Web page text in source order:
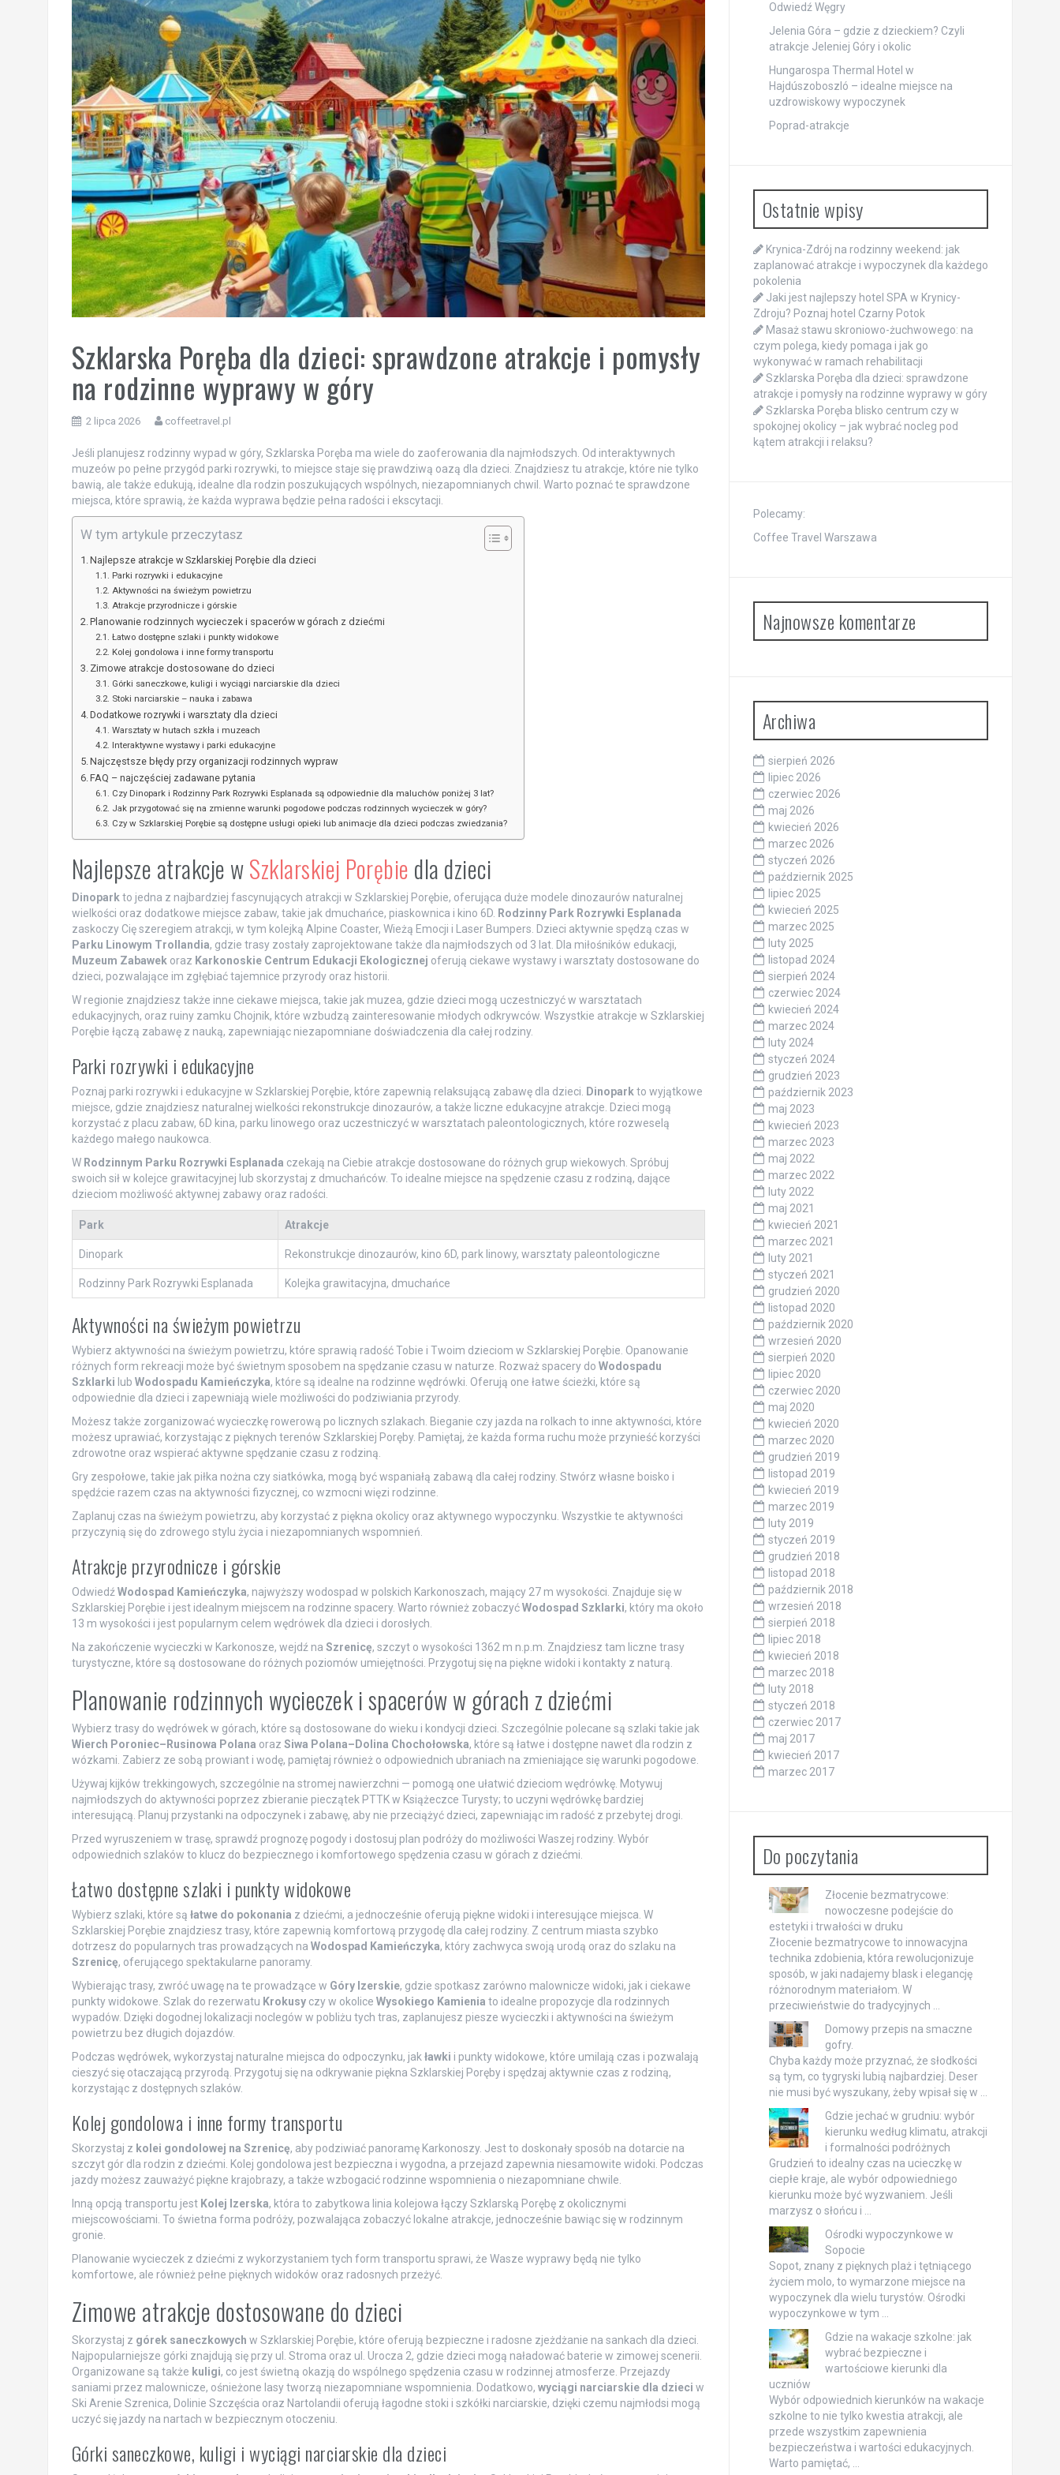
Szklarska Poręba dla dzieci: sprawdzone atrakcje i pomysły
na rodzinne wyprawy w góry
2 lipca 2026 coffeetravel.pl
Jeśli planujesz rodzinny wypad w góry, Szklarska Poręba ma wiele do zaoferowania dla najmłodszych. Od interaktywnych
muzeów po pełne przygód parki rozrywki, to miejsce staje się prawdziwą oazą dla dzieci. Znajdziesz tu atrakcje, które nie tylko
bawią, ale także edukują, idealne dla rodzin poszukujących wspólnych, niezapomnianych chwil. Warto poznać te sprawdzone
miejsca, które sprawią, że każda wyprawa będzie pełna radości i ekscytacji.
W tym artykule przeczytasz
Najlepsze atrakcje w Szklarskiej Porębie dla dzieci
Parki rozrywki i edukacyjne
Aktywności na świeżym powietrzu
Atrakcje przyrodnicze i górskie
Planowanie rodzinnych wycieczek i spacerów w górach z dziećmi
Łatwo dostępne szlaki i punkty widokowe
Kolej gondolowa i inne formy transportu
Zimowe atrakcje dostosowane do dzieci
Górki saneczkowe, kuligi i wyciągi narciarskie dla dzieci
Stoki narciarskie – nauka i zabawa
Dodatkowe rozrywki i warsztaty dla dzieci
Warsztaty w hutach szkła i muzeach
Interaktywne wystawy i parki edukacyjne
Najczęstsze błędy przy organizacji rodzinnych wypraw
FAQ – najczęściej zadawane pytania
Czy Dinopark i Rodzinny Park Rozrywki Esplanada są odpowiednie dla maluchów poniżej 3 lat?
Jak przygotować się na zmienne warunki pogodowe podczas rodzinnych wycieczek w góry?
Czy w Szklarskiej Porębie są dostępne usługi opieki lub animacje dla dzieci podczas zwiedzania?
Najlepsze atrakcje wSzklarskiej Porębie dla dzieci
Dinoparkto jedna z najbardziej fascynujących atrakcji w Szklarskiej Porębie, oferująca duże modele dinozaurów naturalnej
wielkości oraz dodatkowe miejsce zabaw, takie jak dmuchańce, piaskownica i kino 6D. Rodzinny Park Rozrywki Esplanada
zaskoczy Cię szeregiem atrakcji, w tym kolejką Alpine Coaster, Wieżą Emocji i Laser Bumpers. Dzieci aktywnie spędzą czas w
Parku Linowym Trollandia, gdzie trasy zostały zaprojektowane także dla najmłodszych od 3 lat. Dla miłośników edukacji,
Muzeum Zabawekoraz Karkonoskie Centrum Edukacji Ekologicznej oferują ciekawe wystawy i warsztaty dostosowane do
dzieci, pozwalające im zgłębiać tajemnice przyrody oraz historii.
W regionie znajdziesz także inne ciekawe miejsca, takie jak muzea, gdzie dzieci mogą uczestniczyć w warsztatach
edukacyjnych, oraz ruiny zamku Chojnik, które wzbudzą zainteresowanie młodych odkrywców. Wszystkie atrakcje w Szklarskiej
Porębie łączą zabawę z nauką, zapewniając niezapomniane doświadczenia dla całej rodziny.
Parki rozrywki i edukacyjne
Poznaj parki rozrywki i edukacyjne w Szklarskiej Porębie, które zapewnią relaksującą zabawę dla dzieci. Dinoparkto wyjątkowe
miejsce, gdzie znajdziesz naturalnej wielkości rekonstrukcje dinozaurów, a także liczne edukacyjne atrakcje. Dzieci mogą
korzystać z placu zabaw, 6D kina, parku linowego oraz uczestniczyć w warsztatach paleontologicznych, które rozweselą
każdego małego naukowca.
W Rodzinnym Parku Rozrywki Esplanada czekają na Ciebie atrakcje dostosowane do różnych grup wiekowych. Spróbuj
swoich sił w kolejce grawitacyjnej lub skorzystaj z dmuchańców. To idealne miejsce na spędzenie czasu z rodziną, dające
dzieciom możliwość aktywnej zabawy oraz radości.
Park Atrakcje
Dinopark Rekonstrukcje dinozaurów, kino 6D, park linowy, warsztaty paleontologiczne
Rodzinny Park Rozrywki Esplanada Kolejka grawitacyjna, dmuchańce
Aktywności na świeżym powietrzu
Wybierz aktywności na świeżym powietrzu, które sprawią radość Tobie i Twoim dzieciom w Szklarskiej Porębie. Opanowanie
różnych form rekreacji może być świetnym sposobem na spędzanie czasu w naturze. Rozważ spacery do Wodospadu
Szklarki lub Wodospadu Kamieńczyka, które są idealne na rodzinne wędrówki. Oferują one łatwe ścieżki, które są
odpowiednie dla dzieci i zapewniają wiele możliwości do podziwiania przyrody.
Możesz także zorganizować wycieczkę rowerową po licznych szlakach. Bieganie czy jazda na rolkach to inne aktywności, które
możesz uprawiać, korzystając z pięknych terenów Szklarskiej Poręby. Pamiętaj, że każda forma ruchu może przynieść korzyści
zdrowotne oraz wspierać aktywne spędzanie czasu z rodziną.
Gry zespołowe, takie jak piłka nożna czy siatkówka, mogą być wspaniałą zabawą dla całej rodziny. Stwórz własne boisko i
spędźcie razem czas na aktywności fizycznej, co wzmocni więzi rodzinne.
Zaplanuj czas na świeżym powietrzu, aby korzystać z piękna okolicy oraz aktywnego wypoczynku. Wszystkie te aktywności
przyczynią się do zdrowego stylu życia i niezapomnianych wspomnień.
Atrakcje przyrodnicze i górskie
OdwiedźWodospad Kamieńczyka, najwyższy wodospad w polskich Karkonoszach, mający 27 m wysokości. Znajduje się w
Szklarskiej Porębie i jest idealnym miejscem na rodzinne spacery. Warto również zobaczyćWodospad Szklarki, który ma około
13 m wysokości i jest popularnym celem wędrówek dla dzieci i dorosłych.
Na zakończenie wycieczki w Karkonosze, wejdź na Szrenicę, szczyt o wysokości 1362 m n.p.m. Znajdziesz tam liczne trasy
turystyczne, które są dostosowane do różnych poziomów umiejętności. Przygotuj się na piękne widoki i kontakty z naturą.
Planowanie rodzinnych wycieczek i spacerów w górach z dziećmi
Wybierz trasy do wędrówek w górach, które są dostosowane do wieku i kondycji dzieci. Szczególnie polecane są szlaki takie jak
Wierch Poroniec–Rusinowa Polana oraz Siwa Polana–Dolina Chochołowska, które są łatwe i dostępne nawet dla rodzin z
wózkami. Zabierz ze sobą prowiant i wodę, pamiętaj również o odpowiednich ubraniach na zmieniające się warunki pogodowe.
Używaj kijków trekkingowych, szczególnie na stromej nawierzchni — pomogą one ułatwić dzieciom wędrówkę. Motywuj
najmłodszych do aktywności poprzez zbieranie pieczątek PTTK w Książeczce Turysty; to uczyni wędrówkę bardziej
interesującą. Planuj przystanki na odpoczynek i zabawę, aby nie przeciążyć dzieci, zapewniając im radość z przebytej drogi.
Przed wyruszeniem w trasę, sprawdź prognozę pogody i dostosuj plan podróży do możliwości Waszej rodziny. Wybór
odpowiednich szlaków to klucz do bezpiecznego i komfortowego spędzenia czasu w górach z dziećmi.
Łatwo dostępne szlaki i punkty widokowe
Wybierz szlaki, które są łatwe do pokonania z dziećmi, a jednocześnie oferują piękne widoki i interesujące miejsca. W
Szklarskiej Porębie znajdziesz trasy, które zapewnią komfortową przygodę dla całej rodziny. Z centrum miasta szybko
dotrzesz do popularnych tras prowadzących na Wodospad Kamieńczyka, który zachwyca swoją urodą oraz do szlaku na
Szrenicę, oferującego spektakularne panoramy.
Wybierając trasy, zwróć uwagę na te prowadzące w Góry Izerskie, gdzie spotkasz zarówno malownicze widoki, jak i ciekawe
punkty widokowe. Szlak do rezerwatu Krokusyczy w okolice Wysokiego Kamienia to idealne propozycje dla rodzinnych
wypadów. Dzięki dogodnej lokalizacji noclegów w pobliżu tych tras, zaplanujesz piesze wycieczki i aktywności na świeżym
powietrzu bez długich dojazdów.
Podczas wędrówek, wykorzystaj naturalne miejsca do odpoczynku, jakławki i punkty widokowe, które umilają czas i pozwalają
cieszyć się otaczającą przyrodą. Przygotuj się na odkrywanie piękna Szklarskiej Poręby i spędzaj aktywnie czas z rodziną,
korzystając z dostępnych szlaków.
Kolej gondolowa i inne formy transportu
Skorzystaj z kolei gondolowej na Szrenicę, aby podziwiać panoramę Karkonoszy. Jest to doskonały sposób na dotarcie na
szczyt gór dla rodzin z dziećmi. Kolej gondolowa jest bezpieczna i wygodna, a przejazd zapewnia niesamowite widoki. Podczas
jazdy możesz zauważyć piękne krajobrazy, a także wzbogacić rodzinne wspomnienia o niezapomniane chwile.
Inną opcją transportu jest Kolej Izerska, która to zabytkowa linia kolejowa łączy Szklarską Porębę z okolicznymi
miejscowościami. To świetna forma podróży, pozwalająca zobaczyć lokalne atrakcje, jednocześnie bawiąc się w rodzinnym
gronie.
Planowanie wycieczek z dziećmi z wykorzystaniem tych form transportu sprawi, że Wasze wyprawy będą nie tylko
komfortowe, ale również pełne pięknych widoków oraz radosnych przeżyć.
Zimowe atrakcje dostosowane do dzieci
Skorzystaj z górek saneczkowych w Szklarskiej Porębie, które oferują bezpieczne i radosne zjeżdżanie na sankach dla dzieci.
Najpopularniejsze górki znajdują się przy ul. Stroma oraz ul. Urocza 2, gdzie dzieci mogą naładować baterie w zimowej scenerii.
Organizowane są także kuligi, co jest świetną okazją do wspólnego spędzenia czasu w rodzinnej atmosferze. Przejazdy
saniami przez malownicze, ośnieżone lasy tworzą niezapomniane wspomnienia. Dodatkowo, wyciągi narciarskie dla dzieci w
Ski Arenie Szrenica, Dolinie Szczęścia oraz Nartolandii oferują łagodne stoki i szkółki narciarskie, dzięki czemu najmłodsi mogą
uczyć się jazdy na nartach w bezpiecznym otoczeniu.
Górki saneczkowe, kuligi i wyciągi narciarskie dla dzieci
Odwiedź Węgry
Jelenia Góra – gdzie z dzieckiem? Czyli
atrakcje Jeleniej Góry i okolic
Hungarospa Thermal Hotel w
Hajdúszoboszló – idealne miejsce na
uzdrowiskowy wypoczynek
Poprad-atrakcje
Ostatnie wpisy
Krynica-Zdrój na rodzinny weekend: jak
zaplanować atrakcje i wypoczynek dla każdego
pokolenia
Jaki jest najlepszy hotel SPA w Krynicy-
Zdroju? Poznaj hotel Czarny Potok
Masaż stawu skroniowo-żuchwowego: na
czym polega, kiedy pomaga i jak go
wykonywać w ramach rehabilitacji
Szklarska Poręba dla dzieci: sprawdzone
atrakcje i pomysły na rodzinne wyprawy w góry
Szklarska Poręba blisko centrum czy w
spokojnej okolicy – jak wybrać nocleg pod
kątem atrakcji i relaksu?
Polecamy:
Coffee Travel Warszawa
Najnowsze komentarze
Archiwa
sierpień 2026
lipiec 2026
czerwiec 2026
maj 2026
kwiecień 2026
marzec 2026
styczeń 2026
październik 2025
lipiec 2025
kwiecień 2025
marzec 2025
luty 2025
listopad 2024
sierpień 2024
czerwiec 2024
kwiecień 2024
marzec 2024
luty 2024
styczeń 2024
grudzień 2023
październik 2023
maj 2023
kwiecień 2023
marzec 2023
maj 2022
marzec 2022
luty 2022
maj 2021
kwiecień 2021
marzec 2021
luty 2021
styczeń 2021
grudzień 2020
listopad 2020
październik 2020
wrzesień 2020
sierpień 2020
lipiec 2020
czerwiec 2020
maj 2020
kwiecień 2020
marzec 2020
grudzień 2019
listopad 2019
kwiecień 2019
marzec 2019
luty 2019
styczeń 2019
grudzień 2018
listopad 2018
październik 2018
wrzesień 2018
sierpień 2018
lipiec 2018
kwiecień 2018
marzec 2018
luty 2018
styczeń 2018
czerwiec 2017
maj 2017
kwiecień 2017
marzec 2017
Do poczytania
Złocenie bezmatrycowe:
nowoczesne podejście do
estetyki i trwałości w druku
Złocenie bezmatrycowe to innowacyjna
technika zdobienia, która rewolucjonizuje
sposób, w jaki nadajemy blask i elegancję
różnorodnym materiałom. W
przeciwieństwie do tradycyjnych …
Domowy przepis na smaczne
gofry.
Chyba każdy może przyznać, że słodkości
są tym, co tygryski lubią najbardziej. Deser
nie musi być wyszukany, żeby wpisał się w …
Gdzie jechać w grudniu: wybór
kierunku według klimatu, atrakcji
i formalności podróżnych
Grudzień to idealny czas na ucieczkę w
ciepłe kraje, ale wybór odpowiedniego
kierunku może być wyzwaniem. Jeśli
marzysz o słońcu i …
Ośrodki wypoczynkowe w
Sopocie
Sopot, znany z pięknych plaż i tętniącego
życiem molo, to wymarzone miejsce na
wypoczynek dla wielu turystów. Ośrodki
wypoczynkowe w tym …
Gdzie na wakacje szkolne: jak
wybrać bezpieczne i
wartościowe kierunki dla
uczniów
Wybór odpowiednich kierunków na wakacje
szkolne to nie tylko kwestia atrakcji, ale
przede wszystkim zapewnienia
bezpieczeństwa i wartości edukacyjnych.
Warto pamiętać, …